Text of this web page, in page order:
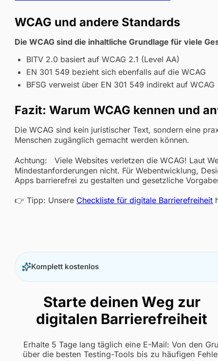
WCAG und andere Standards
Die WCAG sind die inhaltliche Grundlage für viele
BITV 2.0 basiert auf WCAG 2.1 (Level AA)
EN 301 549 bezieht sich ebenfalls auf die WCAG
BFSG verweist über EN 301 549 indirekt auf WCAG
Fazit: Warum WCAG kennen und
Die WCAG sind kein juristischer Text, sondern eine
Menschen zugänglich gemacht werden können.
Achtung: Viele Websites verletzen die WCAG! Laut
Mindestanforderungen nicht. Für Webentwicklung,
Apps barrierefrei zu gestalten und gesetzliche
👉 Tipp: Unsere Checkliste für digitale Barrierefreiheit
Komplett kostenlos
Starte deinen Weg zur
digitalen Barrierefreiheit
Erhalte 5 Tage lang täglich eine E-Mail: Von den
über die besten Testing-Tools bis zu häufigen